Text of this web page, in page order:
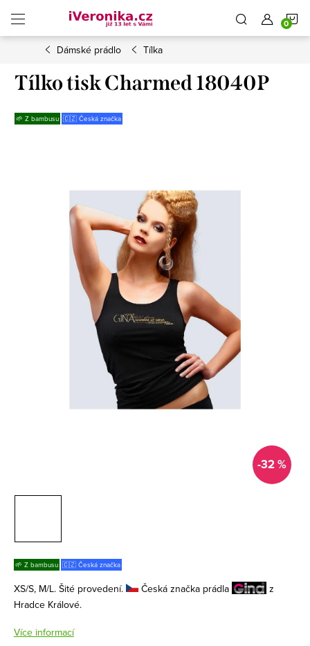
obsah
Dámské prádlo Tílka
Tílko tisk Charmed 18040P
🌱 Z bambusu 🇨🇿 Česká značka
-32 %
🌱 Z bambusu 🇨🇿 Česká značka
XS/S, M/L. Šité provedení. Česká značka prádla
z
Hradce Králové.
Více informací